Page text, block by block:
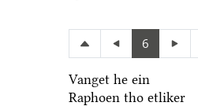
6
Vanget he ein
Raphoen tho etliker